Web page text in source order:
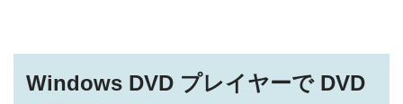
Windows DVD プレイヤーで DVD